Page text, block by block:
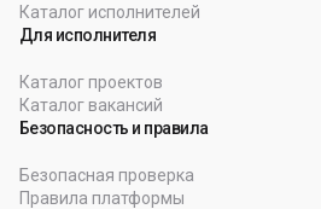
Каталог исполнителей
Для исполнителя
Каталог проектов
Каталог вакансий
Безопасность и правила
Безопасная проверка
Правила платформы